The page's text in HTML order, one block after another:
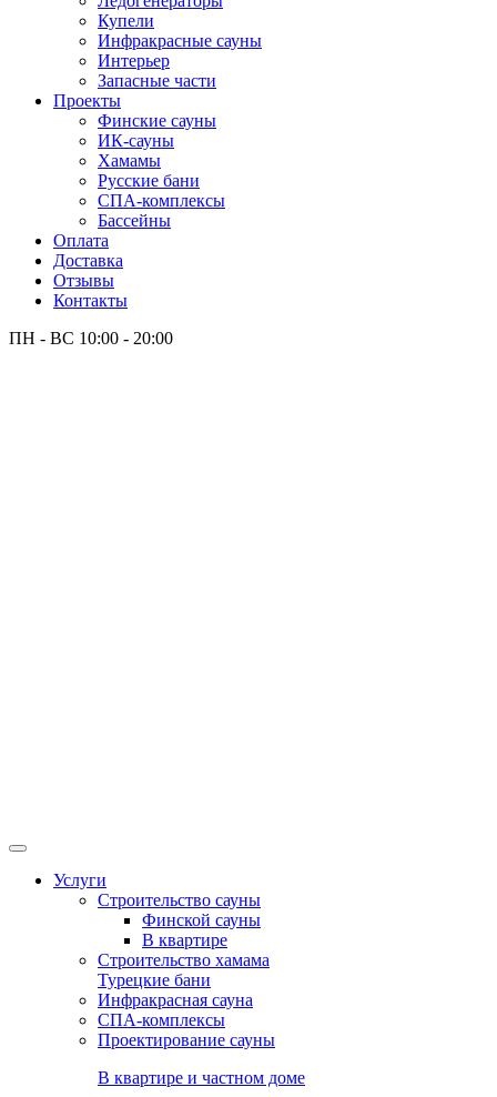
Купели
Инфракрасные сауны
Интерьер
Запасные части
Проекты
Финские сауны
ИК-сауны
Хамамы
Русские бани
СПА-комплексы
Бассейны
Оплата
Доставка
Отзывы
Контакты
ПН - ВС 10:00 - 20:00
Услуги
Строительство сауны
Финской сауны
В квартире
Строительство хамама
Турецкие бани
Инфракрасная сауна
СПА-комплексы
Проектирование сауны
В квартире и частном доме